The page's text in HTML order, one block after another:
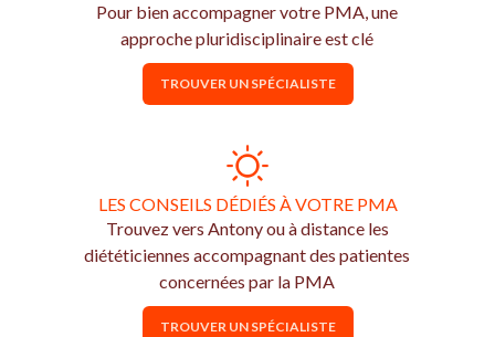
Pour bien accompagner votre PMA, une
approche pluridisciplinaire est clé
TROUVER UN SPÉCIALISTE
LES CONSEILS DÉDIÉS À VOTRE PMA
Trouvez vers Antony ou à distance les
diététiciennes accompagnant des patientes
concernées par la PMA
TROUVER UN SPÉCIALISTE